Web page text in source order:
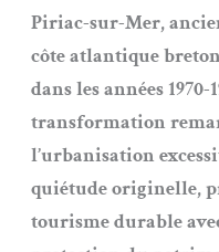
Piriac-sur-Mer,
côte atlantique
dans les années 1970-
transformation
l’urbanisation
quiétude originelle,
tourisme durable